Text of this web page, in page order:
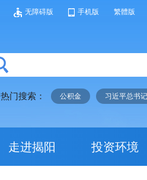
无障碍版 手机版 繁體版
热门搜索： 公积金 习近平总书记
走进揭阳 投资环境